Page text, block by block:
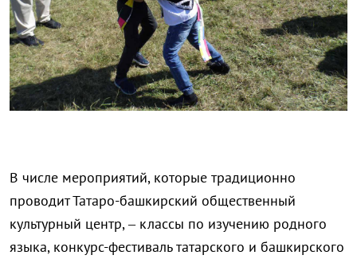
В числе мероприятий, которые традиционно
проводит Татаро-башкирский общественный
культурный центр, – классы по изучению родного
языка, конкурс-фестиваль татарского и башкирского